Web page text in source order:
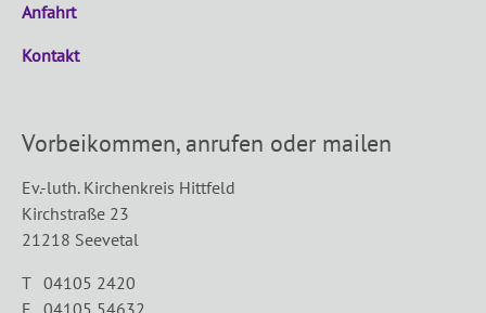
Anfahrt
Kontakt
Vorbeikommen, anrufen oder mailen
Ev.-luth. Kirchenkreis Hittfeld
Kirchstraße 23
21218 Seevetal
T 04105 2420